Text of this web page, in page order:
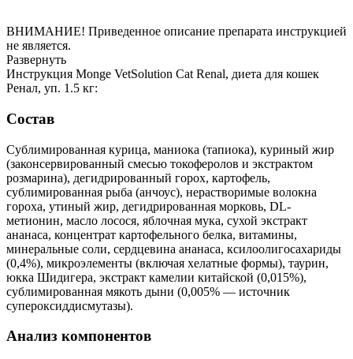
ВНИМАНИЕ! Приведенное описание препарата инструкцией
не является.
Развернуть
Инструкция Monge VetSolution Cat Renal, диета для кошек
Ренал, уп. 1.5 кг:
Состав
Сублимированная курица, маниока (тапиока), куриный жир
(законсервированный смесью токоферолов и экстрактом
розмарина), дегидрированный горох, картофель,
сублимированная рыба (анчоус), нерастворимые волокна
гороха, утиный жир, дегидрированная морковь, DL-
метионин, масло лосося, яблочная мука, сухой экстракт
ананаса, концентрат картофельного белка, витамины,
минеральные соли, сердцевина ананаса, ксилоолигосахариды
(0,4%), микроэлементы (включая хелатные формы), таурин,
юкка Шидигера, экстракт камелии китайской (0,015%),
сублимированная мякоть дыни (0,005% — источник
супероксиддисмутазы).
Анализ компонентов